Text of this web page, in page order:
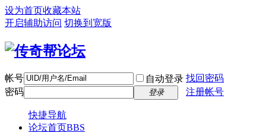
设为首页收藏本站
开启辅助访问 切换到宽版
帐号 自动登录 找回密码
密码
登录 注册帐号
快捷导航
论坛首页BBS